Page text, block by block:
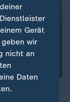
den
Gerät
wir
nicht an
Daten